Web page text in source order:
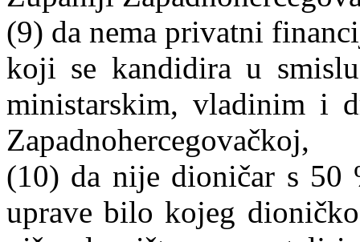
(9) da nema privatni
koji se kandidira u
ministarskim, vladinim i
Zapadnohercegovačkoj,
(10) da nije dioničar s 50
uprave bilo kojeg